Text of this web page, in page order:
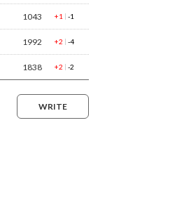
1043 +1 | -1
1992 +2 | -4
1838 +2 | -2
WRITE